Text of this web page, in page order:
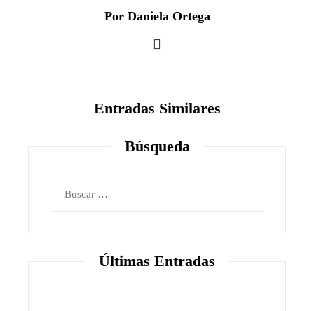
Por Daniela Ortega
Entradas Similares
Búsqueda
Últimas Entradas